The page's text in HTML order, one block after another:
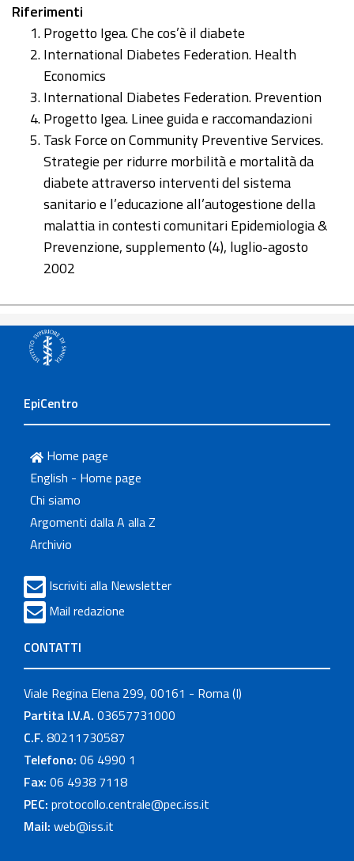
Riferimenti
Progetto Igea. Che cos’è il diabete
International Diabetes Federation. Health
Economics
International Diabetes Federation. Prevention
Progetto Igea. Linee guida e raccomandazioni
Task Force on Community Preventive Services.
Strategie per ridurre morbilità e mortalità da
diabete attraverso interventi del sistema
sanitario e l’educazione all’autogestione della
malattia in contesti comunitari Epidemiologia &
Prevenzione, supplemento (4), luglio-agosto
2002
EpiCentro
Home page
English - Home page
Chi siamo
Argomenti dalla A alla Z
Archivio
Iscriviti alla Newsletter
Mail redazione
CONTATTI
Viale Regina Elena 299, 00161 - Roma (I)
Partita I.V.A. 03657731000
C.F. 80211730587
Telefono: 06 4990 1
Fax: 06 4938 7118
PEC: protocollo.centrale@pec.iss.it
Mail: web@iss.it